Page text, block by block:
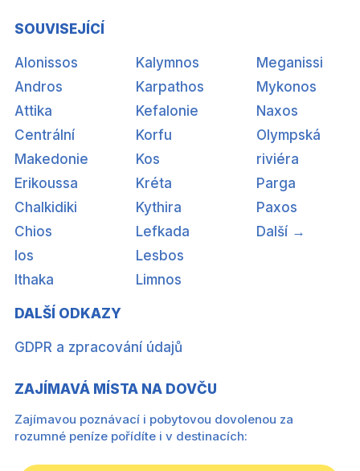
SOUVISEJÍCÍ
Alonissos
Andros
Attika
Centrální
Makedonie
Erikoussa
Chalkidiki
Chios
Ios
Ithaka
Kalymnos
Karpathos
Kefalonie
Korfu
Kos
Kréta
Kythira
Lefkada
Lesbos
Limnos
Meganissi
Mykonos
Naxos
Olympská
riviéra
Parga
Paxos
Další →
DALŠÍ ODKAZY
GDPR a zpracování údajů
ZAJÍMAVÁ MÍSTA NA DOVČU
Zajímavou poznávací i pobytovou dovolenou za
rozumné peníze pořídíte i v destinacích: